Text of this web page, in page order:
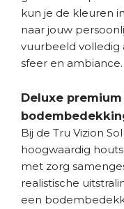
kun je de kleuren
naar jouw
vuurbeeld
sfeer en ambiance.
Deluxe
Bij de Tru Vizion
hoogwaardig
met zorg
realistische
een